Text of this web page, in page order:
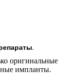
оригинальные
импланты.